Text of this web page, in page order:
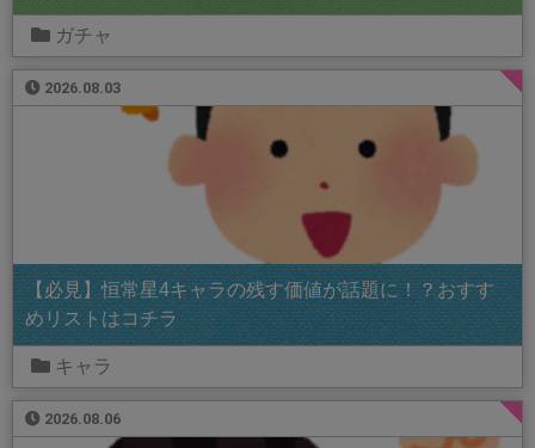
ガチャ
2026.08.03
【必見】恒常星4キャラの残す価値が話題に！？おすす
めリストはコチラ
キャラ
2026.08.06